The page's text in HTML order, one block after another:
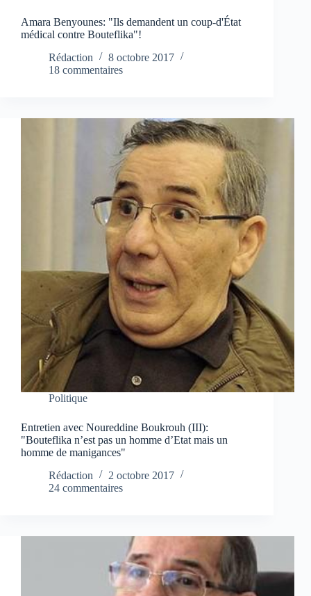
Amara Benyounes: "Ils demandent un coup-d'État
médical contre Bouteflika"!
Rédaction
8 octobre 2017
18 commentaires
Politique
Entretien avec Noureddine Boukrouh (III):
"Bouteflika n’est pas un homme d’Etat mais un
homme de manigances"
Rédaction
2 octobre 2017
24 commentaires